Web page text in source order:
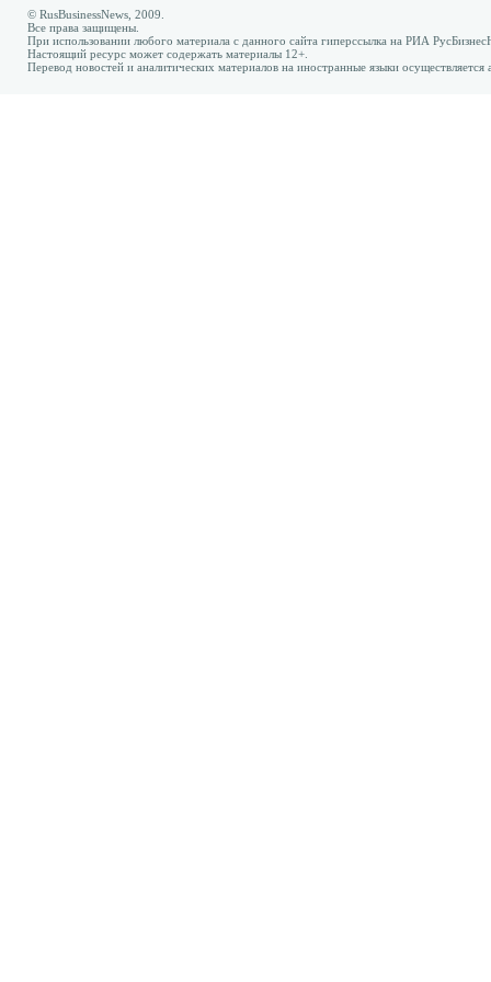
© RusBusinessNews, 2009.
Все права защищены.
При использовании любого материала с данного сайта гиперссылка на РИА
Настоящий ресурс может содержать материалы 12+.
Перевод новостей и аналитических материалов на иностранные языки осуществляется